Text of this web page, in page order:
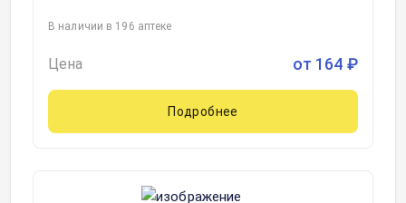
В наличии в 196 аптеке
Цена от 164 ₽
Подробнее